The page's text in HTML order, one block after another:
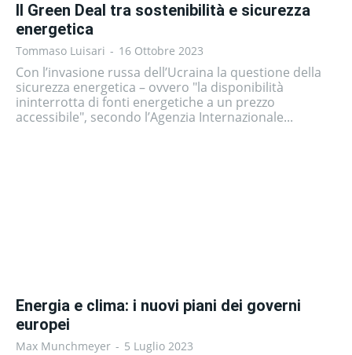
Il Green Deal tra sostenibilità e sicurezza
energetica
Tommaso Luisari - 16 Ottobre 2023
Con l’invasione russa dell’Ucraina la questione della
sicurezza energetica – ovvero "la disponibilità
ininterrotta di fonti energetiche a un prezzo
accessibile", secondo l’Agenzia Internazionale...
Energia e clima: i nuovi piani dei governi
europei
Max Munchmeyer - 5 Luglio 2023